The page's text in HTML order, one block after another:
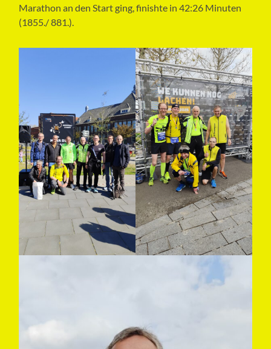
Marathon an den Start ging, finishte in 42:26 Minuten
(1855./ 881.).